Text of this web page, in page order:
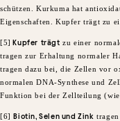
schützen. Kurkuma hat
Eigenschaften. Kupfer trägt zu
​[5] Kupfer trägt zu einer
tragen zur Erhaltung normaler
tragen dazu bei, die Zellen vor
normalen DNA-Synthese und
Funktion bei der Zellteilung (wie
​[6]Biotin, Selen und Zink